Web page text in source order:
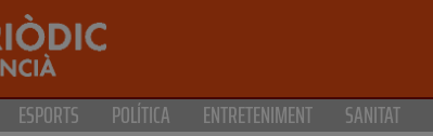
ESPORTS POLÍTICA ENTRETENIMENT SANITAT